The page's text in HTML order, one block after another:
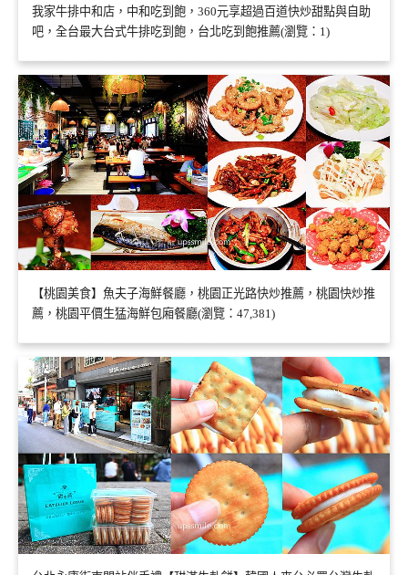
我家牛排中和店，中和吃到飽，360元享超過百道快炒甜點與自助
吧，全台最大台式牛排吃到飽，台北吃到飽推薦(瀏覽：1)
【桃園美食】魚夫子海鮮餐廳，桃園正光路快炒推薦，桃園快炒推
薦，桃園平價生猛海鮮包廂餐廳(瀏覽：47,381)